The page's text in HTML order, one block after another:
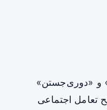
و «دوری‌جستن»
تعامل اجتماعی